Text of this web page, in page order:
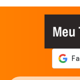
Meu